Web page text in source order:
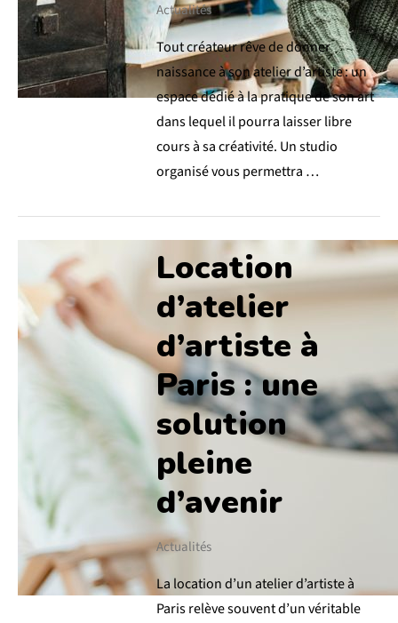
Actualités
Tout créateur rêve de donner
naissance à son atelier d’artiste : un
espace dédié à la pratique de son art
dans lequel il pourra laisser libre
cours à sa créativité. Un studio
organisé vous permettra …
Location
d’atelier
d’artiste à
Paris : une
solution
pleine
d’avenir
Actualités
La location d’un atelier d’artiste à
Paris relève souvent d’un véritable